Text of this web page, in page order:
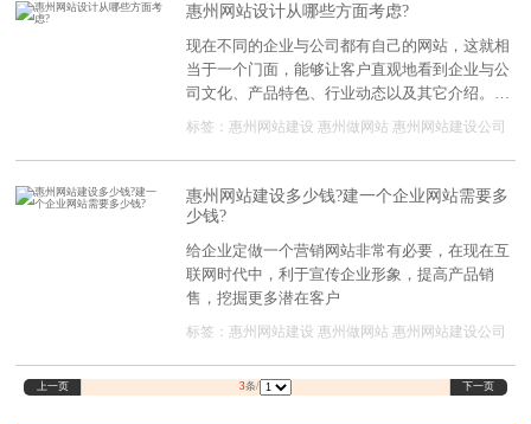
惠州网站设计从哪些方面考虑?
现在不同的企业与公司都有自己的网站，这就相
当于一个门面，能够让客户直观地看到企业与公
司文化、产品特色、行业动态以及其它介绍。在
进行惠州网站设计的时候，需要合理分配，尤其
是主题要突出，其它部分要服务于主题，那么主
题如何定?需要从哪些方面来考虑呢?
标签： 惠州网站建设 惠州做网站 惠州网站建设公司
惠州网站建设多少钱?建一个企业网站需要多
少钱?
给企业定做一个营销网站非常有必要，在现在互
联网时代中，利于宣传企业形象，提高产品销
售，挖掘更多潜在客户
标签： 惠州网站建设 惠州做网站 惠州网站建设公司
上一页 3条/ 下一页